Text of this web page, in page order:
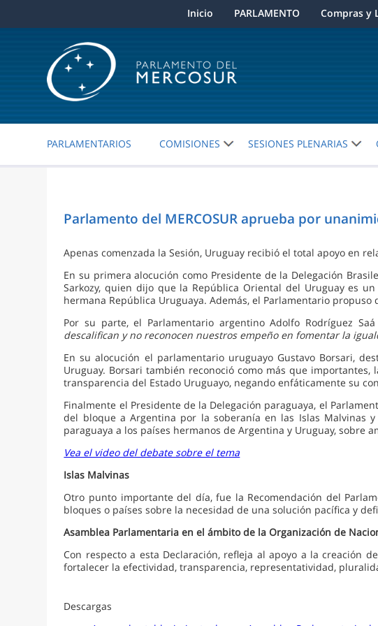
Inicio PARLAMENTO Compras y
PARLAMENTARIOS COMISIONES SESIONES PLENARIAS
Parlamento del MERCOSUR aprueba por
Apenas comenzada la Sesión, Uruguay recibió el total apoyo en
En su primera alocución como Presidente de la Delegación
Sarkozy, quien dijo que la República Oriental del Uruguay es
hermana República Uruguaya. Además, el Parlamentario
Por su parte, el Parlamentario argentino Adolfo Rodríguez
descalifican y no reconocen nuestros empeño en fomentar la
En su alocución el parlamentario uruguayo Gustavo Borsari,
Uruguay. Borsari también reconoció como más que
transparencia del Estado Uruguayo, negando enfáticamente su
Finalmente el Presidente de la Delegación paraguaya, el
del bloque a Argentina por la soberanía en las Islas Malvinas
paraguaya a los países hermanos de Argentina y Uruguay, sobre
Vea el video del debate sobre el tema
Islas Malvinas
Otro punto importante del día, fue la Recomendación del
bloques o países sobre la necesidad de una solución pacífica y
Asamblea Parlamentaria en el ámbito de la Organización de
Con respecto a esta Declaración, refleja al apoyo a la creación
fortalecer la efectividad, transparencia, representatividad,
Descargas